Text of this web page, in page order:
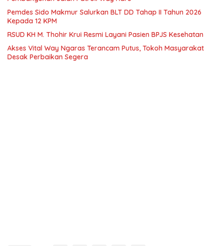
Pemdes Sido Makmur Salurkan BLT DD Tahap II Tahun 2026
Kepada 12 KPM
RSUD KH M. Thohir Krui Resmi Layani Pasien BPJS Kesehatan
Akses Vital Way Ngaras Terancam Putus, Tokoh Masyarakat
Desak Perbaikan Segera